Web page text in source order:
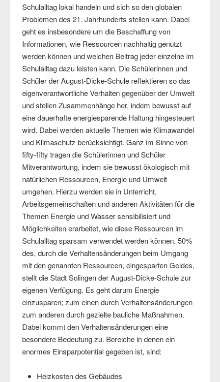
Schulalltag lokal handeln und sich so den globalen
Problemen des 21. Jahrhunderts stellen kann. Dabei
geht es insbesondere um die Beschaffung von
Informationen, wie Ressourcen nachhaltig genutzt
werden können und welchen Beitrag jeder einzelne im
Schulalltag dazu leisten kann. Die Schülerinnen und
Schüler der August-Dicke-Schule reflektieren so das
eigenverantwortliche Verhalten gegenüber der Umwelt
und stellen Zusammenhänge her, indem bewusst auf
eine dauerhafte energiesparende Haltung hingesteuert
wird. Dabei werden aktuelle Themen wie Klimawandel
und Klimaschutz berücksichtigt. Ganz im Sinne von
fifty-fifty tragen die Schülerinnen und Schüler
Mitverantwortung, indem sie bewusst ökologisch mit
natürlichen Ressourcen, Energie und Umwelt
umgehen. Hierzu werden sie in Unterricht,
Arbeitsgemeinschaften und anderen Aktivitäten für die
Themen Energie und Wasser sensibilisiert und
Möglichkeiten erarbeitet, wie diese Ressourcen im
Schulalltag sparsam verwendet werden können. 50%
des, durch die Verhaltensänderungen beim Umgang
mit den genannten Ressourcen, eingesparten Geldes,
stellt die Stadt Solingen der August-Dicke-Schule zur
eigenen Verfügung. Es geht darum Energie
einzusparen; zum einen durch Verhaltensänderungen
zum anderen durch gezielte bauliche Maßnahmen.
Dabei kommt den Verhaltensänderungen eine
besondere Bedeutung zu. Bereiche in denen ein
enormes Einsparpotential gegeben ist, sind:
Heizkosten des Gebäudes